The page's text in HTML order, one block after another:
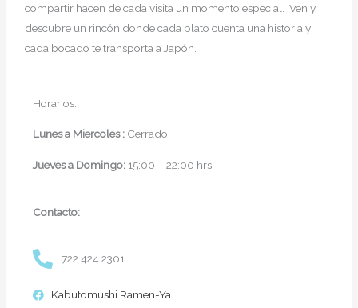
compartir hacen de cada visita un momento especial. Ven y
descubre un rincón donde cada plato cuenta una historia y
cada bocado te transporta a Japón.
Horarios:
Lunes a Miercoles : Cerrado
Jueves a Domingo: 15:00 – 22:00 hrs.
Contacto:
722 424 2301
Kabutomushi Ramen-Ya